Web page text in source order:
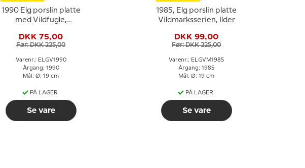
1990 Elg porslin platte
med Vildfugle,
DKK 75,00
Før: DKK 225,00
Varenr.: ELGV1990
Årgang: 1990
Mål: Ø: 19 cm
PÅ LAGER
Se vare
1985, Elg porslin platte
Vildmarksserien, Ilder
DKK 99,00
Før: DKK 225,00
Varenr.: ELGVM1985
Årgang: 1985
Mål: Ø: 19 cm
PÅ LAGER
Se vare